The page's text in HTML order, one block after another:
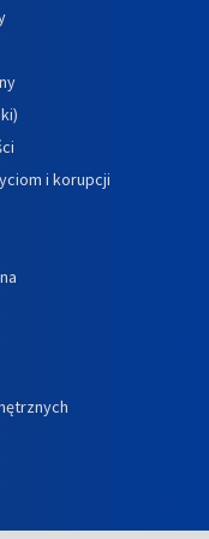
i korupcji